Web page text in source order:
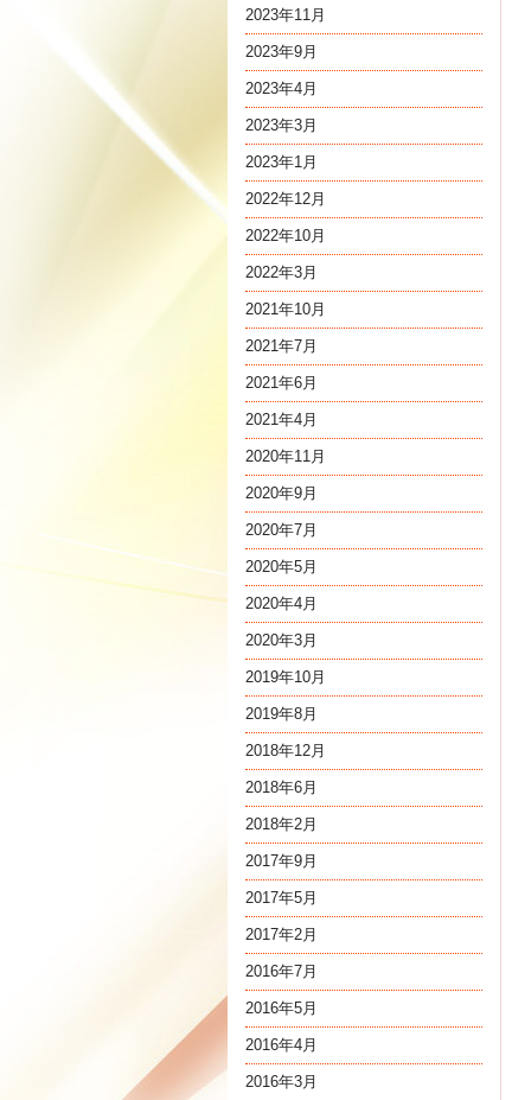
2023年11月
2023年9月
2023年4月
2023年3月
2023年1月
2022年12月
2022年10月
2022年3月
2021年10月
2021年7月
2021年6月
2021年4月
2020年11月
2020年9月
2020年7月
2020年5月
2020年4月
2020年3月
2019年10月
2019年8月
2018年12月
2018年6月
2018年2月
2017年9月
2017年5月
2017年2月
2016年7月
2016年5月
2016年4月
2016年3月